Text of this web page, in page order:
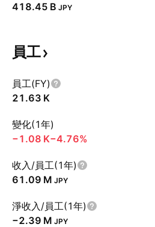
‪418.45 B‬ JPY
員工
員工(FY)
‪21.63 K‬
變化(1年)
‪−1.08 K‬−4.76%
收入/員工(1年)
‪61.09 M‬ JPY
淨收入/員工(1年)
‪−2.39 M‬ JPY